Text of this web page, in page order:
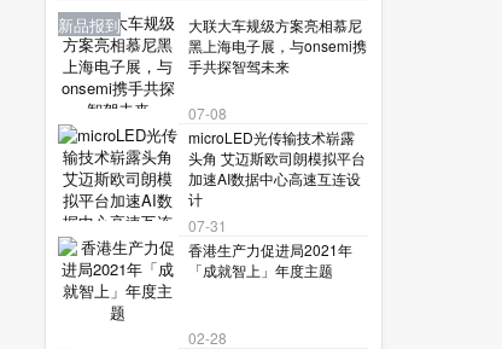
让机器人读懂复杂世界？
业界资讯
大联大车规级方案亮相慕尼
黑上海电子展，与onsemi携
手共探智驾未来
07-08
业界资讯
microLED光传输技术崭露
头角 艾迈斯欧司朗模拟平台
加速AI数据中心高速互连设
计
07-31
业界资讯
香港生产力促进局2021年
「成就智上」年度主题
02-28
新品报到
新品报到